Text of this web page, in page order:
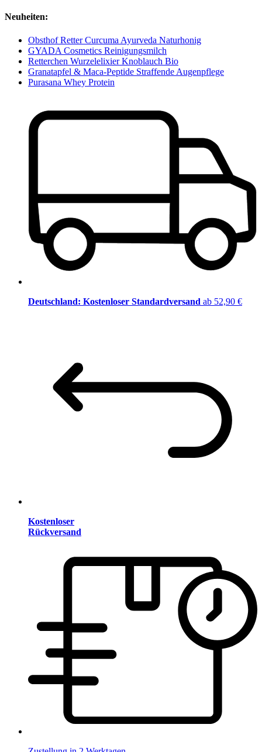
Neuheiten:
Obsthof Retter Curcuma Ayurveda Naturhonig
GYADA Cosmetics Reinigungsmilch
Retterchen Wurzelelixier Knoblauch Bio
Granatapfel & Maca-Peptide Straffende Augenpflege
Purasana Whey Protein
Deutschland: Kostenloser Standardversand ab 52,90 €
Kostenloser
Rückversand